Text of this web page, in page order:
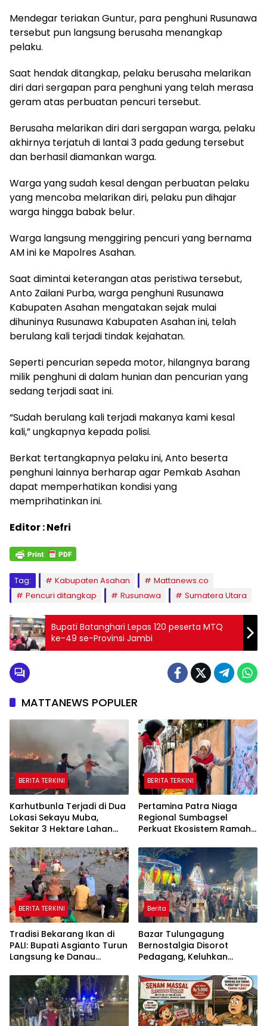
Mendegar teriakan Guntur, para penghuni Rusunawa
tersebut pun langsung berusaha menangkap
pelaku.
Saat hendak ditangkap, pelaku berusaha melarikan
diri dari sergapan para penghuni yang telah merasa
geram atas perbuatan pencuri tersebut.
Berusaha melarikan diri dari sergapan warga, pelaku
akhirnya terjatuh di lantai 3 pada gedung tersebut
dan berhasil diamankan warga.
Warga yang sudah kesal dengan perbuatan pelaku
yang mencoba melarikan diri, pelaku pun dihajar
warga hingga babak belur.
Warga langsung menggiring pencuri yang bernama
AM ini ke Mapolres Asahan.
Saat dimintai keterangan atas peristiwa tersebut,
Anto Zailani Purba, warga penghuni Rusunawa
Kabupaten Asahan mengatakan sejak mulai
dihuninya Rusunawa Kabupaten Asahan ini, telah
berulang kali terjadi tindak kejahatan.
Seperti pencurian sepeda motor, hilangnya barang
milik penghuni di dalam hunian dan pencurian yang
sedang terjadi saat ini.
“Sudah berulang kali terjadi makanya kami kesal
kali,” ungkapnya kepada polisi.
Berkat tertangkapnya pelaku ini, Anto beserta
penghuni lainnya berharap agar Pemkab Asahan
dapat memperhatikan kondisi yang
memprihatinkan ini.
Editor : Nefri
Tag: Kabupaten Asahan
Mattanews.co
Pencuri ditangkap
Rusunawa Sumatera Utara
Bupati Batanghari Lepas 120 peserta MTQ
ke-49 se-Provinsi Jambi
MATTANEWS POPULER
BERITA TERKINI
Karhutbunla Terjadi di Dua
Lokasi Sekayu Muba,
Sekitar 3 Hektare Lahan
BERITA TERKINI
Pertamina Patra Niaga
Regional Sumbagsel
Perkuat Ekosistem Ramah
TAMASYA
BERITA TERKINI
Tradisi Bekarang Ikan di
PALI: Bupati Asgianto Turun
Langsung ke Danau
Berita
Bazar Tulungagung
Bernostalgia Disorot
Pedagang, Keluhkan
hingga Listrik Sering Mati